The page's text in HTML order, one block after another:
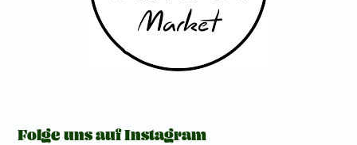
Folge uns auf Instagram